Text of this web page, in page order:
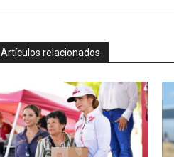
Artículos relacionados